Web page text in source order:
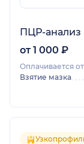
ПЦР-анализ
от 1 000 ₽
Оплачивается
Взятие мазка